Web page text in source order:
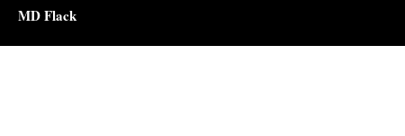
MD Flack